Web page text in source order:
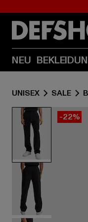
NEU
UNISEX SALE
-22%